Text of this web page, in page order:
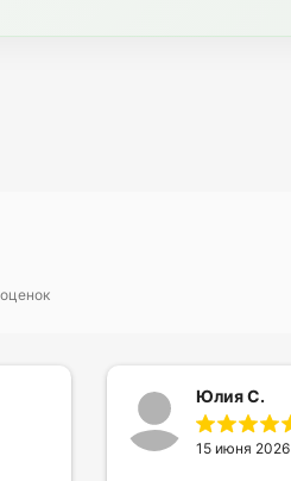
оценок
Юлия С.
15 июня 2026